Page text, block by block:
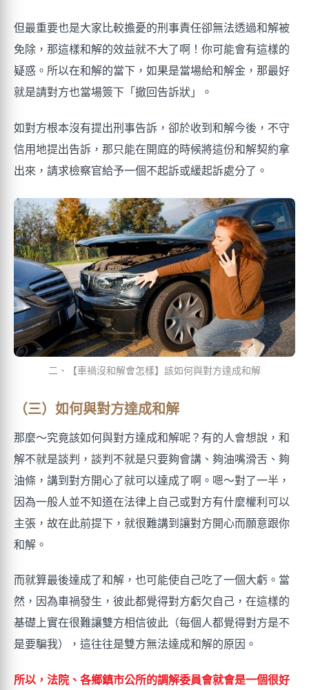
但最重要也是大家比較擔憂的刑事責任卻無法透過和解被
免除，那這樣和解的效益就不大了啊！你可能會有這樣的
疑惑。所以在和解的當下，如果是當場給和解金，那最好
就是請對方也當場簽下「撤回告訴狀」。
如對方根本沒有提出刑事告訴，卻於收到和解今後，不守
信用地提出告訴，那只能在開庭的時候將這份和解契約拿
出來，請求檢察官給予一個不起訴或緩起訴處分了。
二、【車禍沒和解會怎樣】該如何與對方達成和解
（三）如何與對方達成和解
那麼～究竟該如何與對方達成和解呢？有的人會想說，和
解不就是談判，談判不就是只要夠會講、夠油嘴滑舌、夠
油條，講到對方開心了就可以達成了啊。嗯～對了一半，
因為一般人並不知道在法律上自己或對方有什麼權利可以
主張，故在此前提下，就很難講到讓對方開心而願意跟你
和解。
而就算最後達成了和解，也可能使自己吃了一個大虧。當
然，因為車禍發生，彼此都覺得對方虧欠自己，在這樣的
基礎上實在很難讓雙方相信彼此（每個人都覺得對方是不
是要騙我），這往往是雙方無法達成和解的原因。
所以，法院、各鄉鎮市公所的調解委員會就會是一個很好